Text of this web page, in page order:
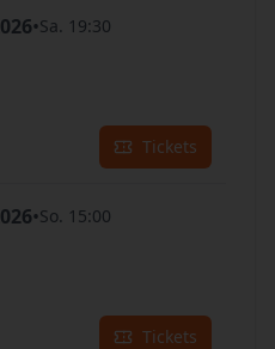
•Sa. 19:30
Tickets
•So. 15:00
Tickets